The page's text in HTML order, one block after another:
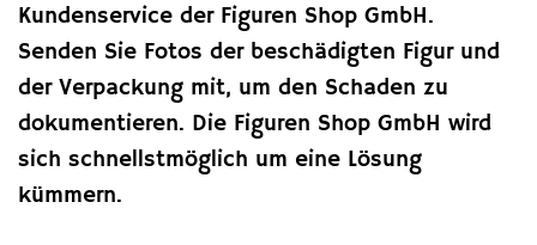
Kundenservice der Figuren Shop GmbH.
Senden Sie Fotos der beschädigten Figur und
der Verpackung mit, um den Schaden zu
dokumentieren. Die Figuren Shop GmbH wird
sich schnellstmöglich um eine Lösung
kümmern.